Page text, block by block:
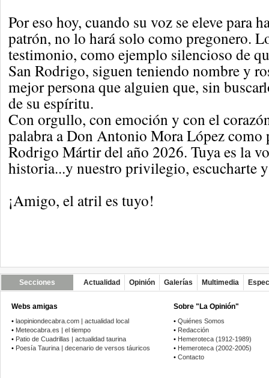
Por eso hoy, cuando su voz se eleve para
patrón, no lo hará solo como pregonero.
testimonio, como ejemplo silencioso de
San Rodrigo, siguen teniendo nombre y
mejor persona que alguien que, sin
de su espíritu.
Con orgullo, con emoción y con el
palabra a Don Antonio Mora López como
Rodrigo Mártir del año 2026. Tuya es la
historia...y nuestro privilegio, escucharte
¡Amigo, el atril es tuyo!
Secciones Actualidad Opinión Galerías Multimedia
Webs amigas
• laopiniondecabra.com | actualidad local
• Meteocabra.es | el tiempo
• Patio de Cuadrillas | actualidad taurina
• Poesía Taurina | decenario de versos táuricos
Sobre "La Opinión"
• Quiénes Somos
• Redacción
• Hemeroteca (1912-1989)
• Hemeroteca (2002-2005)
• Contacto